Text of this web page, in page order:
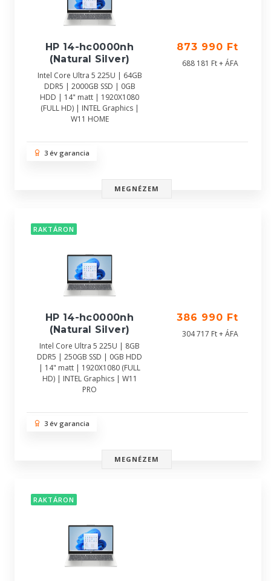
HP 14-hc0000nh
(Natural Silver)
Intel Core Ultra 5 225U | 64GB
DDR5 | 2000GB SSD | 0GB
HDD | 14" matt | 1920X1080
(FULL HD) | INTEL Graphics |
W11 HOME
873 990 Ft
688 181 Ft + ÁFA
3 év garancia
MEGNÉZEM
RAKTÁRON
HP 14-hc0000nh
(Natural Silver)
Intel Core Ultra 5 225U | 8GB
DDR5 | 250GB SSD | 0GB HDD
| 14" matt | 1920X1080 (FULL
HD) | INTEL Graphics | W11
PRO
386 990 Ft
304 717 Ft + ÁFA
3 év garancia
MEGNÉZEM
RAKTÁRON